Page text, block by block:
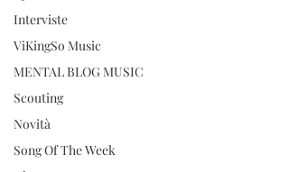
Interviste
ViKingSo Music
MENTAL BLOG MUSIC
Scouting
Novità
Song Of The Week